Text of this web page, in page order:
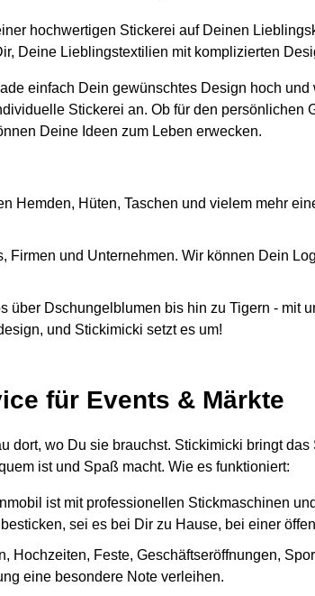
hochwertigen Stickerei auf Deinen
Deine Lieblingstextilien mit komplizierten
einfach Dein gewünschtes Design hoch
Stickerei an. Ob für den
Deine Ideen zum Leben erwecken.
Hemden, Hüten, Taschen und vielem mehr
Firmen und Unternehmen. Wir können Dein
über Dschungelblumen bis hin zu Tigern - mit
und Stickimicki setzt es um!
für Events & Märkte
dort, wo Du sie brauchst. Stickimicki bringt
ist und Spaß macht. Wie es funktioniert:
ist mit professionellen Stickmaschinen
sei es bei Dir zu Hause, bei einer
Hochzeiten, Feste, Geschäftseröffnungen,
eine besondere Note verleihen.